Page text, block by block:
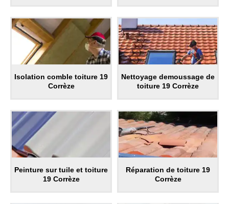
Isolation comble toiture 19
Corrèze
Nettoyage demoussage de
toiture 19 Corrèze
Peinture sur tuile et toiture
19 Corrèze
Réparation de toiture 19
Corrèze